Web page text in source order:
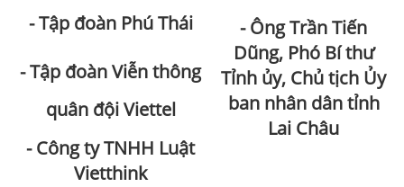
- Tập đoàn Phú Thái
- Tập đoàn Viễn thông
quân đội Viettel
- Công ty TNHH Luật
Vietthink
- Ông Trần Tiến
Dũng, Phó Bí thư
Tỉnh ủy, Chủ tịch Ủy
ban nhân dân tỉnh
Lai Châu